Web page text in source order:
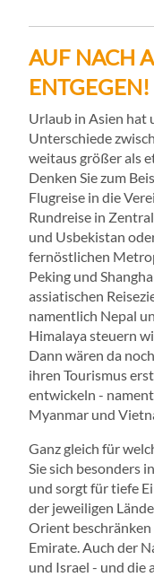
AUF NACH
ENTGEGEN!
Urlaub in Asien hat
Unterschiede
weitaus größer als
Denken Sie zum
Flugreise in die
Rundreise in
und Usbekistan
fernöstlichen
Peking und
assiatischen
namentlich Nepal
Himalaya steuern
Dann wären da
ihren Tourismus
entwickeln -
Myanmar und
Ganz gleich für
Sie sich besonders
und sorgt für tiefe
der jeweiligen
Orient beschränken
Emirate. Auch der
und Israel - und die